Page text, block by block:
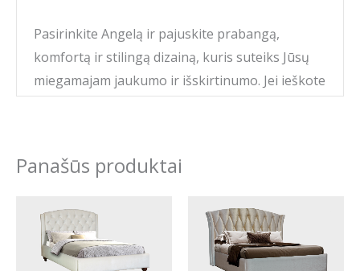
Pasirinkite Angelą ir pajuskite prabangą,
komfortą ir stilingą dizainą, kuris suteiks Jūsų
miegamajam jaukumo ir išskirtinumo. Jei ieškote
Panašūs produktai